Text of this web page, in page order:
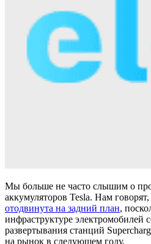
Мы больше не часто слышим о
аккумуляторов Tesla. Нам говорят,
отодвинута на задний план,
инфраструктуре электромобилей
развертывания станций
на рынок в следующем году.